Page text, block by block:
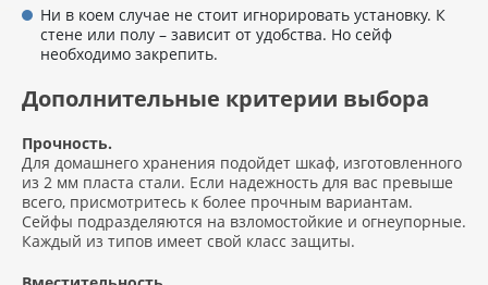
Ни в коем случае не стоит игнорировать установку. К
стене или полу – зависит от удобства. Но сейф
необходимо закрепить.
Дополнительные критерии выбора
Прочность.
Для домашнего хранения подойдет шкаф, изготовленного
из 2 мм пласта стали. Если надежность для вас превыше
всего, присмотритесь к более прочным вариантам.
Сейфы подразделяются на взломостойкие и огнеупорные.
Каждый из типов имеет свой класс защиты.